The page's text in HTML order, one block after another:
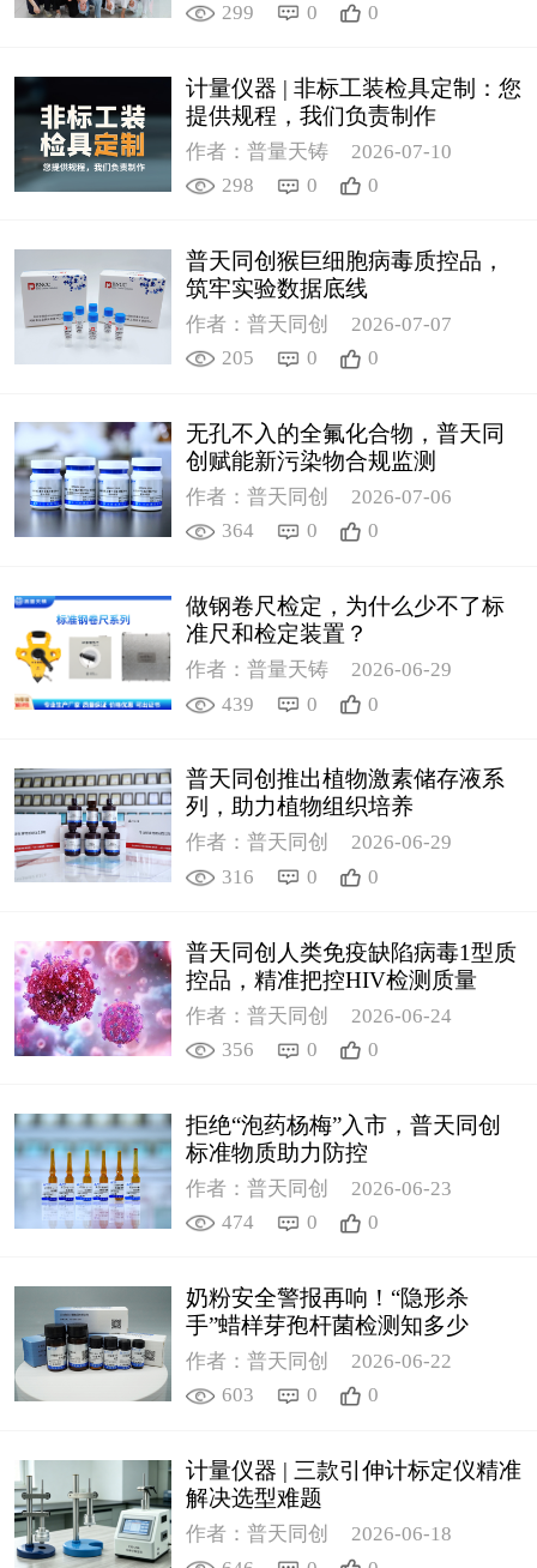
299
0 0
计量仪器 | 非标工装检具定制：您
提供规程，我们负责制作
作者：普量天铸
2026-07-10
298
0 0
普天同创猴巨细胞病毒质控品，
筑牢实验数据底线
作者：普天同创
2026-07-07
205
0 0
无孔不入的全氟化合物，普天同
创赋能新污染物合规监测
作者：普天同创
2026-07-06
364
0 0
做钢卷尺检定，为什么少不了标
准尺和检定装置？
作者：普量天铸
2026-06-29
439
0 0
普天同创推出植物激素储存液系
列，助力植物组织培养
作者：普天同创
2026-06-29
316
0 0
普天同创人类免疫缺陷病毒1型质
控品，精准把控HIV检测质量
作者：普天同创
2026-06-24
356
0 0
拒绝“泡药杨梅”入市，普天同创
标准物质助力防控
作者：普天同创
2026-06-23
474
0 0
奶粉安全警报再响！“隐形杀
手”蜡样芽孢杆菌检测知多少
作者：普天同创
2026-06-22
603
0 0
计量仪器 | 三款引伸计标定仪精准
解决选型难题
作者：普天同创
2026-06-18